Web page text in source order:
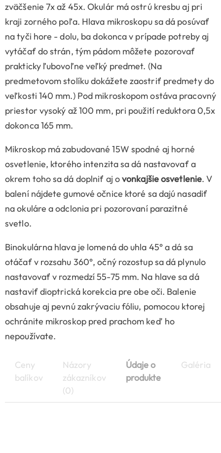
zväčšenie 7x až 45x. Okulár má ostrú kresbu aj pri
kraji zorného poľa. Hlava mikroskopu sa dá posúvať
na tyči hore - dolu, ba dokonca v prípade potreby aj
vytáčať do strán, tým pádom môžete pozorovať
prakticky ľubovoľne veľký predmet. (Na
predmetovom stolíku dokážete zaostriť predmety do
veľkosti 140 mm.) Pod mikroskopom ostáva pracovný
priestor vysoký až 100 mm, pri použití reduktora 0,5x
dokonca 165 mm.
Mikroskop má zabudované 15W spodné aj horné
osvetlenie, ktorého intenzita sa dá nastavovať a
okrem toho sa dá doplniť aj ovonkajšie osvetlenie. V
balení nájdete gumové očnice ktoré sa dajú nasadiť
na okuláre a odclonia pri pozorovaní parazitné
svetlo.
Binokulárna hlava je lomená do uhla 45° a dá sa
otáčať v rozsahu 360°, očný rozostup sa dá plynulo
nastavovať v rozmedzí 55-75 mm. Na hlave sa dá
nastaviť dioptrická korekcia pre obe oči. Balenie
obsahuje aj pevnú zakrývaciu fóliu, pomocou ktorej
ochránite mikroskop pred prachom keď ho
nepoužívate.
Ceny
balíkov
Názory
zákazníkov
(0)
Údaje o
produkte
Galéria